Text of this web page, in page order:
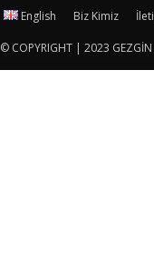
English Biz Kimiz
© COPYRIGHT | 2023 GEZGİN